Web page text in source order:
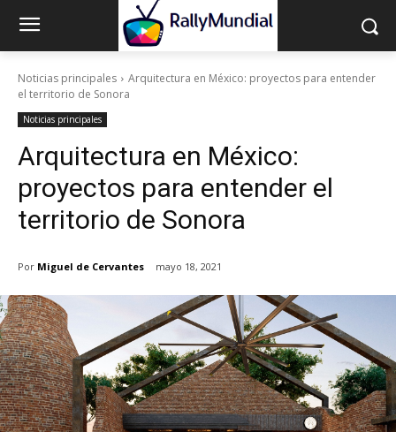
Noticias principales
Arquitectura en México: proyectos para entender
el territorio de Sonora
Noticias principales
Arquitectura en México:
proyectos para entender el
territorio de Sonora
Por Miguel de Cervantes mayo 18, 2021